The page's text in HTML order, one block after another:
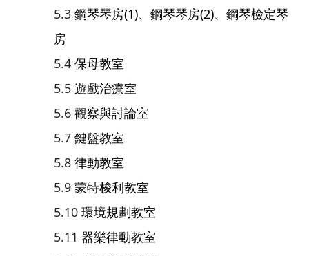
鋼琴琴房(1)、鋼琴琴房(2)、鋼琴檢定琴
房
保母教室
遊戲治療室
觀察與討論室
鍵盤教室
律動教室
蒙特梭利教室
環境規劃教室
器樂律動教室